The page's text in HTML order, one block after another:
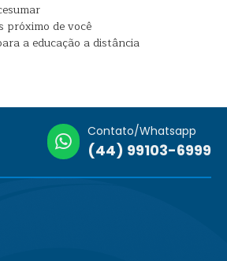
próximo de você
a educação a distância
Contato/Whatsapp
(44) 99103-6999